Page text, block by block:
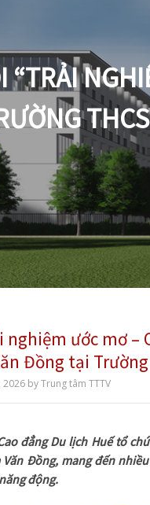
“TRẢI
nghiệm ước mơ –
Đồng tại
2026 byTrung tâm TTTV
đẳng Du lịch Huế tổ
Văn Đồng, mang đến
động.